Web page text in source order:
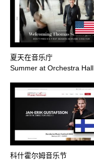
夏天在音乐庁
Summer at Orchestra Hall
科什霍尔姆音乐节